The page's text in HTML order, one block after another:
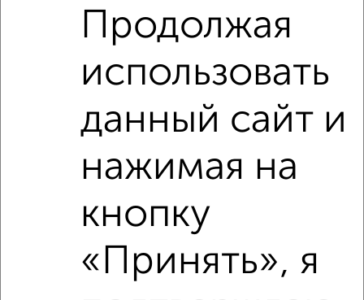
3‑комнатные квартиры с похожей площадью ±10%
8 050 000
8 760 000
Продолжая
использовать
данный сайт и
нажимая на
кнопку
«Принять», я